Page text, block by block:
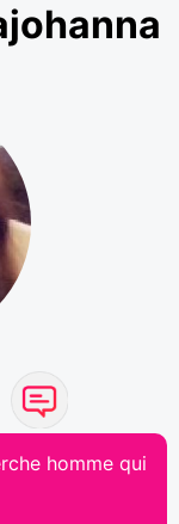
homme qui